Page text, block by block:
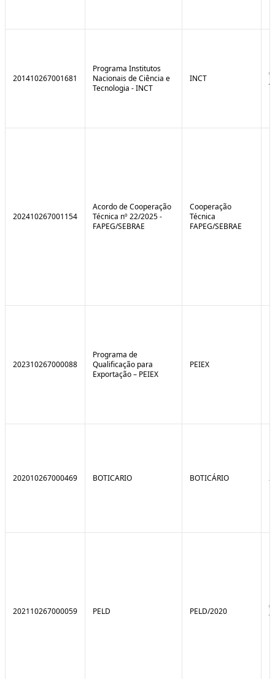
201410267001681
Programa Institutos
Nacionais de Ciência e
Tecnologia - INCT
INCT
202410267001154
Acordo de Cooperação
Técnica nº 22/2025 -
FAPEG/SEBRAE
Cooperação
Técnica
FAPEG/SEBRAE
202310267000088
Programa de
Qualificação para
Exportação – PEIEX
PEIEX
202010267000469 BOTICARIO BOTICÁRIO
202110267000059 PELD PELD/2020